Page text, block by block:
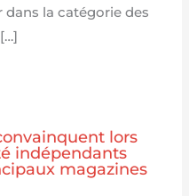
la catégorie des
lors
indépendants
magazines